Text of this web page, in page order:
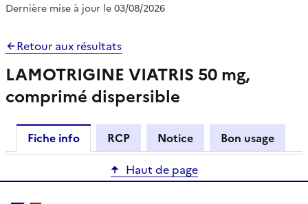
Dernière mise à jour le 03/08/2026
Retour aux résultats
LAMOTRIGINE VIATRIS 50 mg,
comprimé dispersible
Fiche info RCP Notice
Bon usage
Haut de page